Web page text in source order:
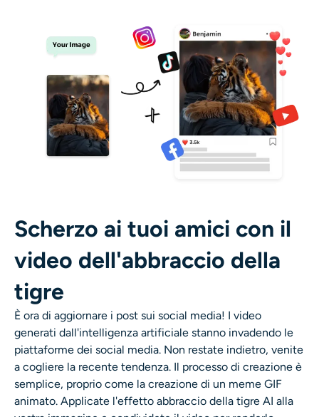
Scherzo ai tuoi amici con il
video dell'abbraccio della
tigre
È ora di aggiornare i post sui social media! I video
generati dall'intelligenza artificiale stanno invadendo le
piattaforme dei social media. Non restate indietro, venite
a cogliere la recente tendenza. Il processo di creazione è
semplice, proprio come la creazione di un meme GIF
animato. Applicate l'effetto abbraccio della tigre AI alla